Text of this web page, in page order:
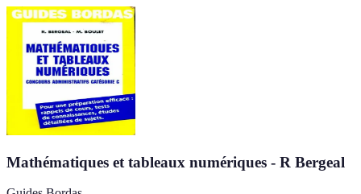
Mathématiques et tableaux numériques - R Bergeal